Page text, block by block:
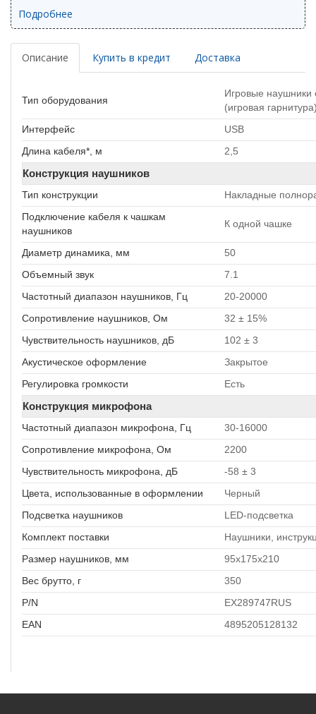
Подробнее
Описание Купить в кредит Доставка
Тип оборудования
Игровые
(игровая
Интерфейс USB
Длина кабеля*, м 2,5
Конструкция наушников
Тип конструкции Накладные
Подключение кабеля к чашкам
наушников
К одной чашке
Диаметр динамика, мм 50
Объемный звук 7.1
Частотный диапазон наушников, Гц 20-20000
Сопротивление наушников, Ом 32 ± 15%
Чувствительность наушников, дБ 102 ± 3
Акустическое оформление Закрытое
Регулировка громкости Есть
Конструкция микрофона
Частотный диапазон микрофона, Гц 30-16000
Сопротивление микрофона, Ом 2200
Чувствительность микрофона, дБ -58 ± 3
Цвета, использованные в оформлении Черный
Подсветка наушников LED-подсветка
Комплект поставки Наушники,
Размер наушников, мм 95x175x210
Вес брутто, г 350
P/N EX289747RUS
EAN 4895205128132